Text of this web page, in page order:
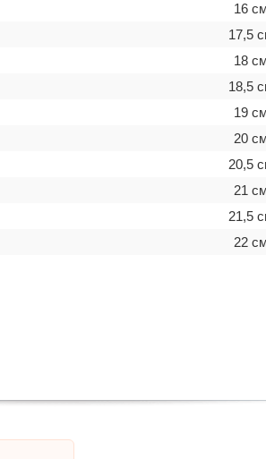
16
17,5
18
18,5
19
20
20,5
21
21,5
22